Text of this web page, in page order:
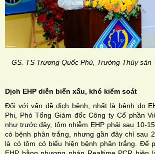
GS. TS Trương Quốc Phú, Trường Thủy sản
Dịch EHP diễn biến xấu, khó kiểm soát
Đối với vấn đề dịch bệnh, nhất là bệnh do
Phi, Phó Tổng Giám đốc Công ty Cổ phần
như trước đây, tôm nhiễm EHP phải sau 10-
có bệnh phân trắng, nhưng gần đây chỉ sau
là có tôm có biểu hiện bệnh phân trắng. Để